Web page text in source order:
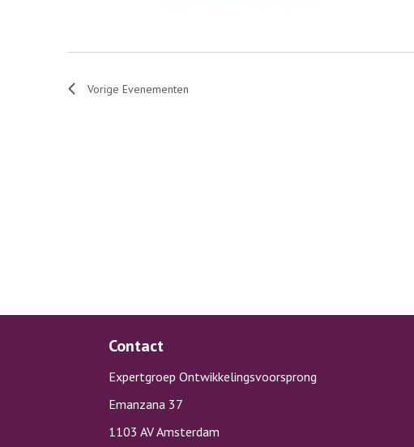
Vorige Evenementen
Contact
Expertgroep Ontwikkelingsvoorsprong
Emanzana 37
1103 AV Amsterdam